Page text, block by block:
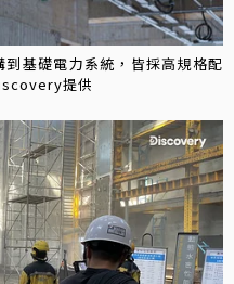
到基礎電力系統，皆採高規格配
提供